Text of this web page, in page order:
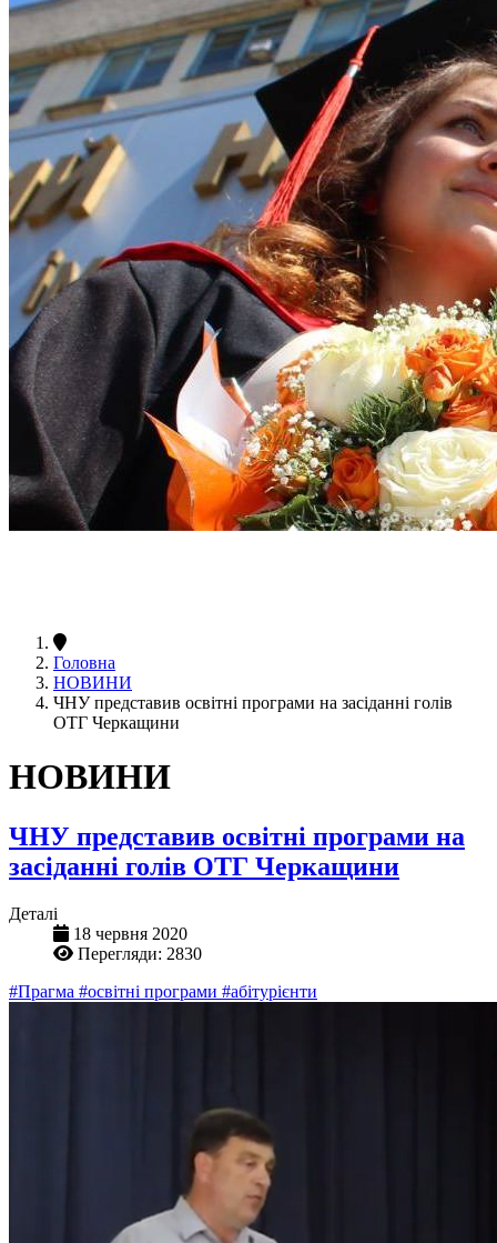
Головна
НОВИНИ
ЧНУ представив освітні програми на засіданні голів
ОТГ Черкащини
НОВИНИ
ЧНУ представив освітні програми на
засіданні голів ОТГ Черкащини
Деталі
18 червня 2020
Перегляди: 2830
#Прагма #освітні програми #абітурієнти